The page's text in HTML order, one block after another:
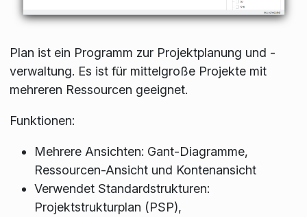
Plan ist ein Programm zur Projektplanung und -
verwaltung. Es ist für mittelgroße Projekte mit
mehreren Ressourcen geeignet.
Funktionen:
Mehrere Ansichten: Gant-Diagramme,
Ressourcen-Ansicht und Kontenansicht
Verwendet Standardstrukturen:
Projektstrukturplan (PSP),